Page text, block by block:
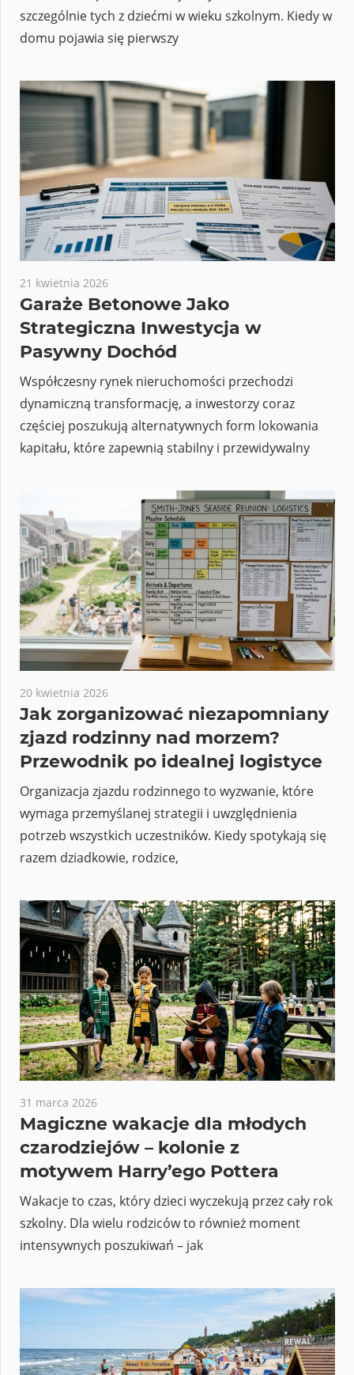
szczególnie tych z dziećmi w wieku szkolnym. Kiedy w
domu pojawia się pierwszy
21 kwietnia 2026
Garaże Betonowe Jako
Strategiczna Inwestycja w
Pasywny Dochód
Współczesny rynek nieruchomości przechodzi
dynamiczną transformację, a inwestorzy coraz
częściej poszukują alternatywnych form lokowania
kapitału, które zapewnią stabilny i przewidywalny
20 kwietnia 2026
Jak zorganizować niezapomniany
zjazd rodzinny nad morzem?
Przewodnik po idealnej logistyce
Organizacja zjazdu rodzinnego to wyzwanie, które
wymaga przemyślanej strategii i uwzględnienia
potrzeb wszystkich uczestników. Kiedy spotykają się
razem dziadkowie, rodzice,
31 marca 2026
Magiczne wakacje dla młodych
czarodziejów – kolonie z
motywem Harry’ego Pottera
Wakacje to czas, który dzieci wyczekują przez cały rok
szkolny. Dla wielu rodziców to również moment
intensywnych poszukiwań – jak